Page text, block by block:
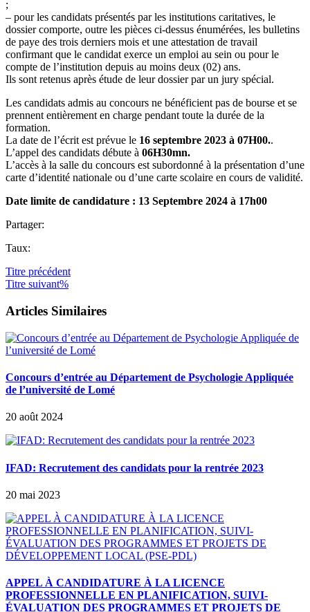
;
– pour les candidats présentés par les institutions caritatives, le
dossier comporte, outre les pièces ci-dessus énumérées, les bulletins
de paye des trois derniers mois et une attestation de travail
confirmant que le candidat exerce un emploi au sein ou pour le
compte de l’institution depuis au moins deux (02) ans.
Ils sont retenus après étude de leur dossier par un jury spécial.
Les candidats admis au concours ne bénéficient pas de bourse et se
prennent entièrement en charge pendant toute la durée de la
formation.
La date de l’écrit est prévue le 16 septembre 2023 à 07H00..
L’appel des candidats débute à 06H30mn.
L’accès à la salle du concours est subordonné à la présentation d’une
carte d’identité nationale ou d’une carte scolaire en cours de validité.
Date limite de candidature : 13 Septembre 2024 à 17h00
Partager:
Taux:
Titre précédent
Titre suivant%
Articles Similaires
Concours d’entrée au Département de Psychologie Appliquée
de l’université de Lomé
20 août 2024
IFAD: Recrutement des candidats pour la rentrée 2023
20 mai 2023
APPEL À CANDIDATURE À LA LICENCE
PROFESSIONNELLE EN PLANIFICATION, SUIVI-
ÉVALUATION DES PROGRAMMES ET PROJETS DE